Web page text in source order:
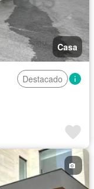
Casa
Destacado